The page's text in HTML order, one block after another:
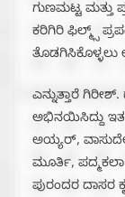
ಗುಣಮಟ್ಟ ಮತ್ತು
ಕರಿಗಿರಿ ಫಿಲ್ಮ್ಸ್
ತೊಡಗಿಸಿಕೊಳ್ಳಲು
ಎನ್ನುತ್ತಾರೆ
ಅಭಿನಯಿಸಿದ್ದು
ಅಯ್ಯರ್,
ಮೂರ್ತಿ, ಪದ್ಮಕಲಾ
ಪುರಂದರ ದಾಸರ